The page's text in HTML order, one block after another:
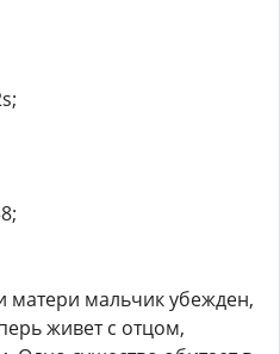
матери мальчик убежден,
живет с отцом,